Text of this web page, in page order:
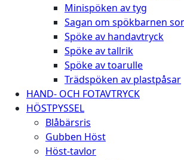
Minispöken av tyg
Sagan om spökbarnen
Spöke av handavtryck
Spöke av tallrik
Spöke av toarulle
Trädspöken av plastpåsar
HAND- OCH FOTAVTRYCK
HÖSTPYSSEL
Blåbärsris
Gubben Höst
Höst-tavlor